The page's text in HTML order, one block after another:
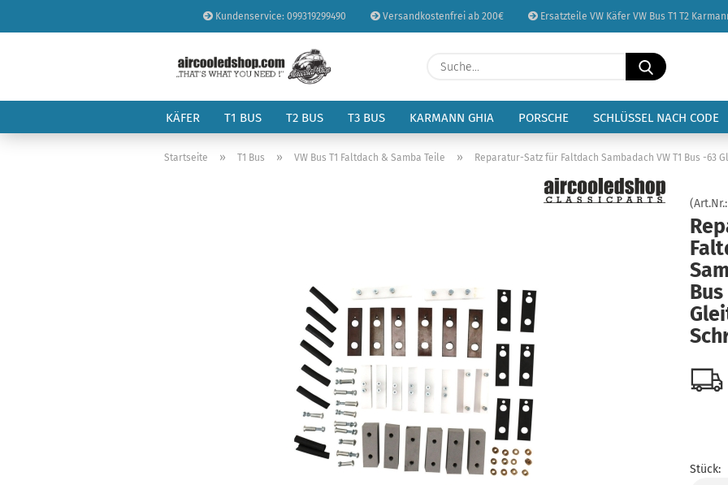
Kundenservice: 099319299490 Versandkostenfrei ab 200€ Ersatzteile VW Käfer VW Bus T1 T2
Sprache auswählen
Lieferland
Passwort
Konto erstellen
Passwort vergessen?
Suche...
KÄFER T1 BUS T2 BUS T3 BUS KARMANN GHIA PORSCHE SCHLÜSSEL NACH CODE
Startseite » T1 Bus » VW Bus T1 Faltdach & Samba Teile » Reparatur-Satz für Faltdach Sambadach VW T1 Bus -63
(Art.Nr.:
Stück: